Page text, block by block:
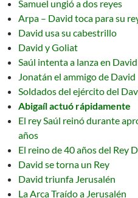
Samuel ungió a dos reyes
Arpa – David toca para su
David usa su cabestrillo
David y Goliat
Saúl intenta a lanza en David
Jonatán el ammigo de David
Soldados del ejército del
Abigaíl actuó rápidamente
El rey Saúl reinó durante
años
El reino de 40 años del Rey
David se torna un Rey
David triunfa Jerusalén
La Arca Traído a Jerusalén